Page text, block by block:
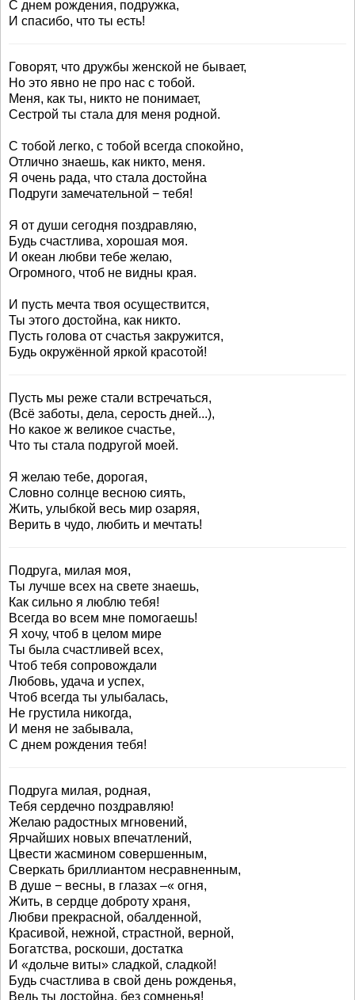
С днем рождения, подружка,
И спасибо, что ты есть!
Говорят, что дружбы женской не бывает,
Но это явно не про нас с тобой.
Меня, как ты, никто не понимает,
Сестрой ты стала для меня родной.
С тобой легко, с тобой всегда спокойно,
Отлично знаешь, как никто, меня.
Я очень рада, что стала достойна
Подруги замечательной − тебя!
Я от души сегодня поздравляю,
Будь счастлива, хорошая моя.
И океан любви тебе желаю,
Огромного, чтоб не видны края.
И пусть мечта твоя осуществится,
Ты этого достойна, как никто.
Пусть голова от счастья закружится,
Будь окружённой яркой красотой!
Пусть мы реже стали встречаться,
(Всё заботы, дела, серость дней...),
Но какое ж великое счастье,
Что ты стала подругой моей.
Я желаю тебе, дорогая,
Словно солнце весною сиять,
Жить, улыбкой весь мир озаряя,
Верить в чудо, любить и мечтать!
Подруга, милая моя,
Ты лучше всех на свете знаешь,
Как сильно я люблю тебя!
Всегда во всем мне помогаешь!
Я хочу, чтоб в целом мире
Ты была счастливей всех,
Чтоб тебя сопровождали
Любовь, удача и успех,
Чтоб всегда ты улыбалась,
Не грустила никогда,
И меня не забывала,
С днем рождения тебя!
Подруга милая, родная,
Тебя сердечно поздравляю!
Желаю радостных мгновений,
Ярчайших новых впечатлений,
Цвести жасмином совершенным,
Сверкать бриллиантом несравненным,
В душе − весны, в глазах –« огня,
Жить, в сердце доброту храня,
Любви прекрасной, обалденной,
Красивой, нежной, страстной, верной,
Богатства, роскоши, достатка
И «дольче виты» сладкой, сладкой!
Будь счастлива в свой день рожденья,
Ведь ты достойна, без сомненья!